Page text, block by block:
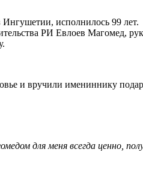
исполнилось 99 лет.
РИ Евлоев Магомед,
и вручили имениннику
для меня всегда ценно,